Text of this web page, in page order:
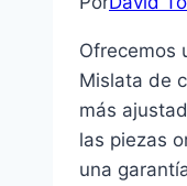
Ofrecemos
Mislata de
más
las piezas
una